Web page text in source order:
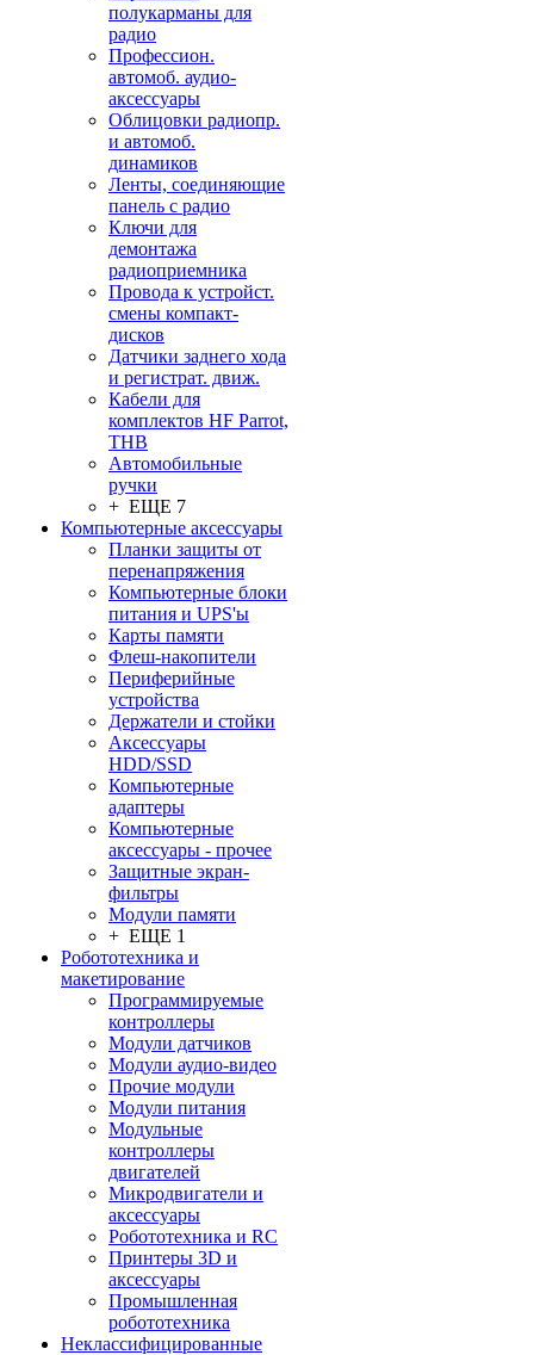
полукарманы для
радио
Профессион.
автомоб. аудио-
аксессуары
Облицовки радиопр.
и автомоб.
динамиков
Ленты, соединяющие
панель с радио
Ключи для
демонтажа
радиоприемника
Провода к устройст.
смены компакт-
дисков
Датчики заднего хода
и регистрат. движ.
Кабели для
комплектов HF Parrot,
THB
Автомобильные
ручки
+ ЕЩЕ 7
Компьютерные аксессуары
Планки защиты от
перенапряжения
Компьютерные блоки
питания и UPS'ы
Карты памяти
Флеш-накопители
Периферийные
устройства
Держатели и стойки
Аксессуары
HDD/SSD
Компьютерные
адаптеры
Компьютерные
аксессуары - прочее
Защитные экран-
фильтры
Модули памяти
+ ЕЩЕ 1
Робототехника и
макетирование
Программируемые
контроллеры
Модули датчиков
Модули аудио-видео
Прочие модули
Модули питания
Модульные
контроллеры
двигателей
Микродвигатели и
аксессуары
Робототехника и RC
Принтеры 3D и
аксессуары
Промышленная
робототехника
Неклассифицированные